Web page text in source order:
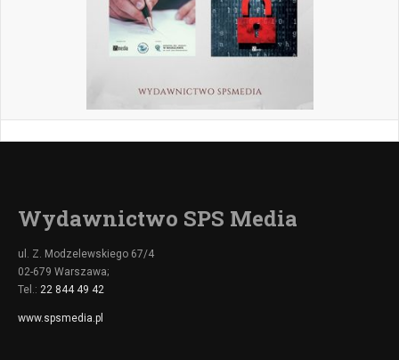
Wydawnictwo SPS Media
ul. Z. Modzelewskiego 67/4
02-679 Warszawa;
Tel.: 22 844 49 42
www.spsmedia.pl